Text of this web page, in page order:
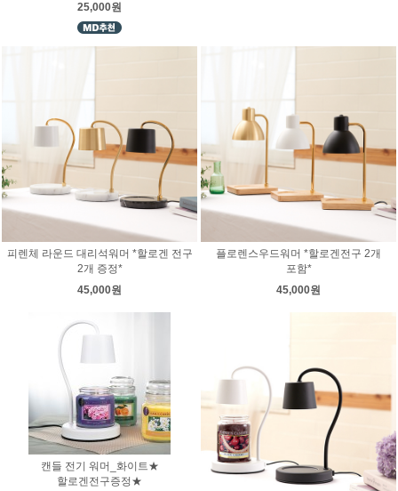
25,000원
피렌체 라운드 대리석워머 *할로겐 전구
2개 증정*
45,000원
플로렌스우드워머 *할로겐전구 2개
포함*
45,000원
캔들 전기 워머_화이트★
할로겐전구증정★